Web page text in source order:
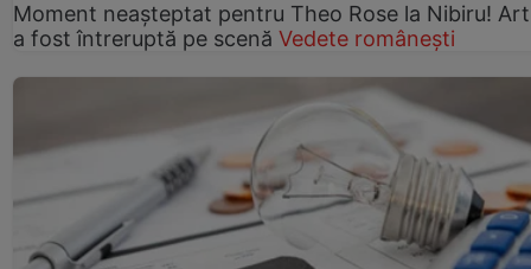
Moment neașteptat pentru Theo Rose la Nibiru!
a fost întreruptă pe scenă Vedete românești